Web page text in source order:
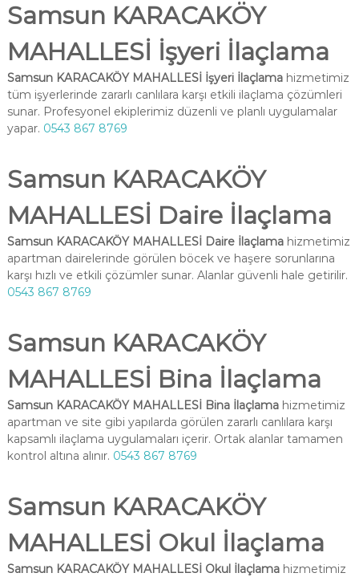
Samsun KARACAKÖY
MAHALLESİ İşyeri İlaçlama
Samsun KARACAKÖY MAHALLESİ İşyeri İlaçlamahizmetimiz
tüm işyerlerinde zararlı canlılara karşı etkili ilaçlama çözümleri
sunar. Profesyonel ekiplerimiz düzenli ve planlı uygulamalar
yapar. 0543 867 8769
Samsun KARACAKÖY
MAHALLESİ Daire İlaçlama
Samsun KARACAKÖY MAHALLESİ Daire İlaçlamahizmetimiz
apartman dairelerinde görülen böcek ve haşere sorunlarına
karşı hızlı ve etkili çözümler sunar. Alanlar güvenli hale getirilir.
0543 867 8769
Samsun KARACAKÖY
MAHALLESİ Bina İlaçlama
Samsun KARACAKÖY MAHALLESİ Bina İlaçlamahizmetimiz
apartman ve site gibi yapılarda görülen zararlı canlılara karşı
kapsamlı ilaçlama uygulamaları içerir. Ortak alanlar tamamen
kontrol altına alınır. 0543 867 8769
Samsun KARACAKÖY
MAHALLESİ Okul İlaçlama
Samsun KARACAKÖY MAHALLESİ Okul İlaçlamahizmetimiz